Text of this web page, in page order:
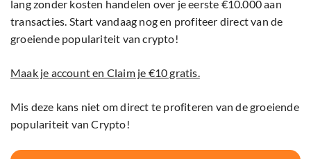
lang zonder kosten handelen over je eerste €10.000 aan
transacties. Start vandaag nog en profiteer direct van de
groeiende populariteit van crypto!
Maak je account en Claim je €10 gratis.
Mis deze kans niet om direct te profiteren van de groeiende
populariteit van Crypto!